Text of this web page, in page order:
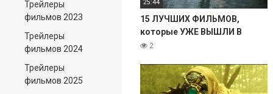
Трейлеры
фильмов 2023
Трейлеры
фильмов 2024
Трейлеры
фильмов 2025
25:44
15 ЛУЧШИХ ФИЛЬМОВ,
которые УЖЕ ВЫШЛИ В
ХОРОШЕМ КАЧЕСТВЕ. 2025
2